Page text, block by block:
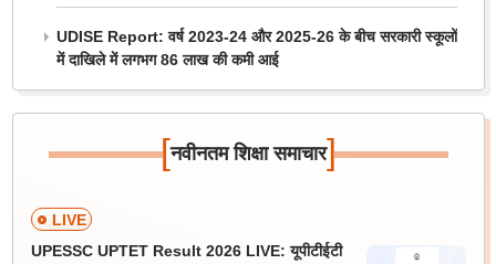
UDISE Report: वर्ष 2023-24 और 2025-26 के बीच सरकारी स्कूलों
में दाखिले में लगभग 86 लाख की कमी आई
[नवीनतम शिक्षा समाचार]
LIVE
UPESSC UPTET Result 2026 LIVE: यूपीटीईटी